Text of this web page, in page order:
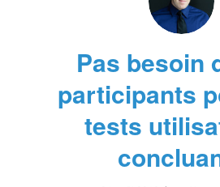
Pas besoin
participants
tests